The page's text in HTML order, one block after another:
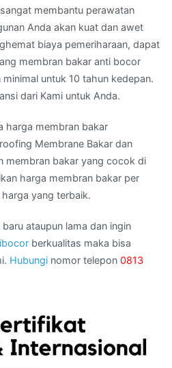
membantu perawatan
Anda akan kuat dan awet
biaya pemeriharaan, dapat
membran bakar anti bocor
untuk 10 tahun kedepan.
dari Kami untuk Anda.
harga membran bakar
Membrane Bakar dan
membran bakar yang cocok di
harga membran bakar per
yang terbaik.
ataupun lama dan ingin
berkualitas maka bisa
Hubungi nomor telepon 0813